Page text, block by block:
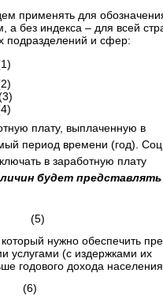
применять для
а без индекса – для всей
подразделений и сфер:
плату, выплаченную в
период времени (год).
в заработную плату
будет
.
(5)
нужно обеспечить
услугами (с издержками их
годового дохода